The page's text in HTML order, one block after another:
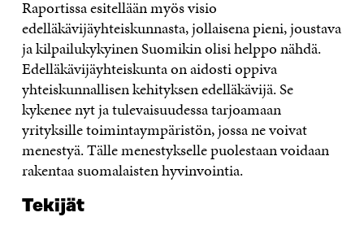
Raportissa esitellään myös visio
edelläkävijäyhteiskunnasta, jollaisena pieni, joustava
ja kilpailukykyinen Suomikin olisi helppo nähdä.
Edelläkävijäyhteiskunta on aidosti oppiva
yhteiskunnallisen kehityksen edelläkävijä. Se
kykenee nyt ja tulevaisuudessa tarjoamaan
yrityksille toimintaympäristön, jossa ne voivat
menestyä. Tälle menestykselle puolestaan voidaan
rakentaa suomalaisten hyvinvointia.
Tekijät